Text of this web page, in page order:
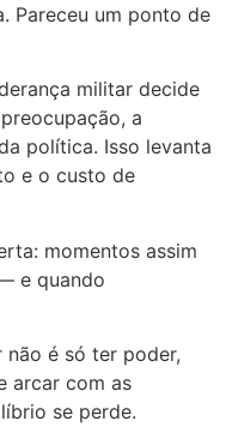
Pareceu um ponto de
militar decide
a
política. Isso levanta
e o custo de
momentos assim
e quando
é só ter poder,
arcar com as
se perde.